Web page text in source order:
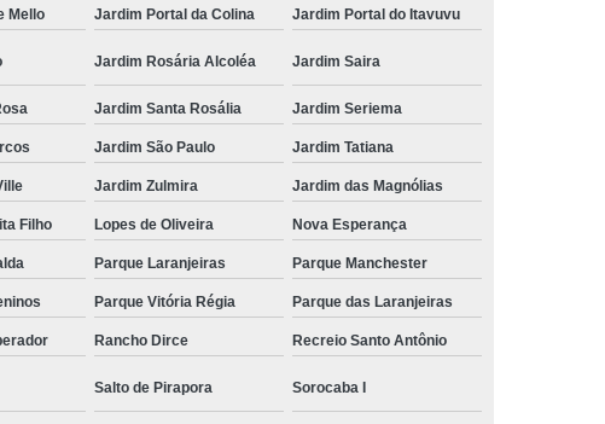
Mello Jardim Portal da Colina Jardim Portal do Itavuvu
Jardim Rosária Alcoléa Jardim Saira
Jardim Santa Rosália Jardim Seriema
Jardim São Paulo Jardim Tatiana
Jardim Zulmira Jardim das Magnólias
Filho Lopes de Oliveira Nova Esperança
Parque Laranjeiras Parque Manchester
Parque Vitória Régia Parque das Laranjeiras
Rancho Dirce Recreio Santo Antônio
Salto de Pirapora Sorocaba I